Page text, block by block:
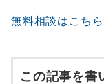
無料相談はこちら
この記事を書